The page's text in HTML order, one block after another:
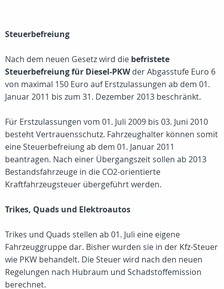
Steuerbefreiung
Nach dem neuen Gesetz wird die befristete
Steuerbefreiung für Diesel-PKWder Abgasstufe Euro 6
von maximal 150 Euro auf Erstzulassungen ab dem 01.
Januar 2011 bis zum 31. Dezember 2013 beschränkt.
Für Erstzulassungen vom 01. Juli 2009 bis 03. Juni 2010
besteht Vertrauensschutz. Fahrzeughalter können somit
eine Steuerbefreiung ab dem 01. Januar 2011
beantragen. Nach einer Übergangszeit sollen ab 2013
Bestandsfahrzeuge in die CO2-orientierte
Kraftfahrzeugsteuer übergeführt werden.
Trikes, Quads und Elektroautos
Trikes und Quads stellen ab 01. Juli eine eigene
Fahrzeuggruppe dar. Bisher wurden sie in der Kfz-Steuer
wie PKW behandelt. Die Steuer wird nach den neuen
Regelungen nach Hubraum und Schadstoffemission
berechnet.